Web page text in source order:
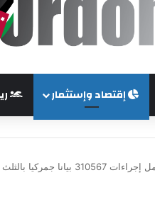
إقتصاد وإستثمار
بالثلث الأول